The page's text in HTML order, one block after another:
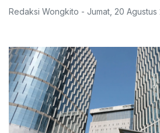
Redaksi Wongkito - Jumat 20 Agustus